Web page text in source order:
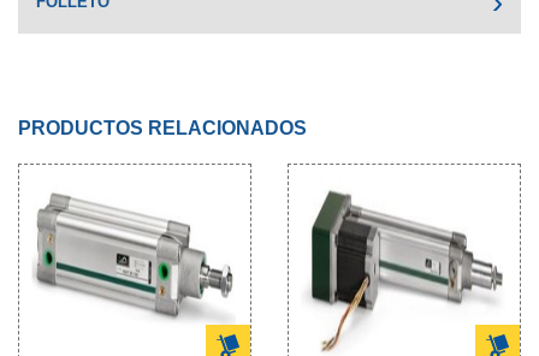
PRODUCTOS RELACIONADOS